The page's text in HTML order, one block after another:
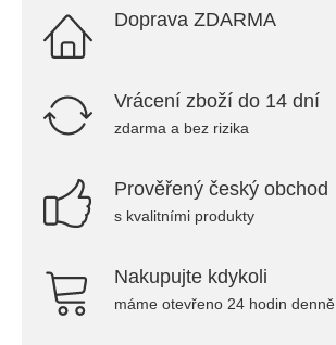
Doprava ZDARMA
Vrácení zboží do 14 dní
zdarma a bez rizika
Prověřený český obchod
s kvalitními produkty
Nakupujte kdykoli
máme otevřeno 24 hodin denně